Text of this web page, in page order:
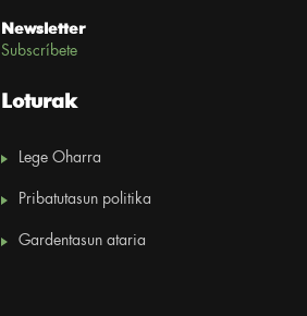
Newsletter
Subscríbete
Loturak
Lege Oharra
Pribatutasun politika
Gardentasun ataria